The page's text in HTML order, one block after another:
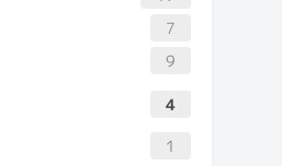
7
9
4
1